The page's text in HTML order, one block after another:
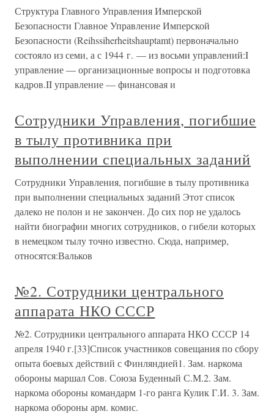
Структура Главного Управления Имперской
Безопасности Главное Управление Имперской
Безопасности (Reihssiherheitshauptamt) первоначально
состояло из семи, а с 1944 г. — из восьми управлений:I
управление — организационные вопросы и подготовка
кадров.II управление — финансовая и
Сотрудники Управления, погибшие
в тылу противника при
выполнении специальных заданий
Сотрудники Управления, погибшие в тылу противника
при выполнении специальных заданий Этот список
далеко не полон и не закончен. До сих пор не удалось
найти биографии многих сотрудников, о гибели которых
в немецком тылу точно известно. Сюда, например,
относятся:Вальков
№2. Сотрудники центрального
аппарата НКО СССР
№2. Сотрудники центрального аппарата НКО СССР 14
апреля 1940 г.[33]Список участников совещания по сбору
опыта боевых действий с Финляндией1. Зам. наркома
обороны маршал Сов. Союза Буденный С.М.2. Зам.
наркома обороны командарм 1-го ранга Кулик Г.И. 3. Зам.
наркома обороны арм. комис.